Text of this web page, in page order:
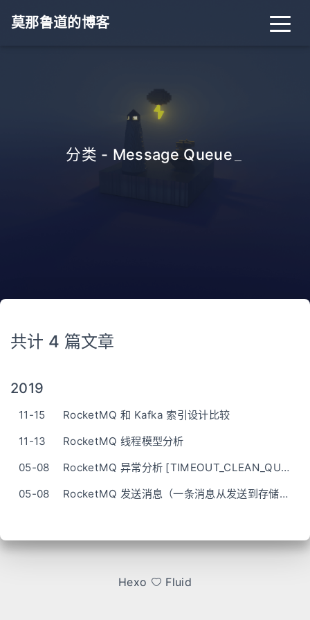
莫那鲁道的博客
分类 - Message Queue
共计 4 篇文章
2019
11-15
RocketMQ 和 Kafka 索引设计比较
11-13
RocketMQ 线程模型分析
05-08
RocketMQ 异常分析 [TIMEOUT_CLEAN_QUEUE]broker Busy, Start Flow Control for a Whil
05-08
RocketMQ 发送消息（一条消息从发送到存储的过程）
Hexo Fluid